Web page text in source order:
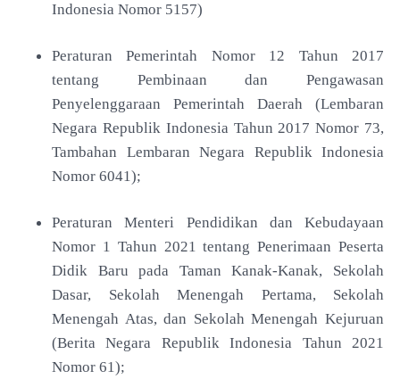
Indonesia Nomor 5157)
Peraturan Pemerintah Nomor 12 Tahun 2017
tentang Pembinaan dan Pengawasan
Penyelenggaraan Pemerintah Daerah (Lembaran
Negara Republik Indonesia Tahun 2017 Nomor 73,
Tambahan Lembaran Negara Republik Indonesia
Nomor 6041);
Peraturan Menteri Pendidikan dan Kebudayaan
Nomor 1 Tahun 2021 tentang Penerimaan Peserta
Didik Barupada Taman Kanak-Kanak, Sekolah
Dasar, Sekolah Menengah Pertama, Sekolah
Menengah Atas, dan Sekolah Menengah Kejuruan
(Berita Negara RepublikIndonesia Tahun 2021
Nomor 61);